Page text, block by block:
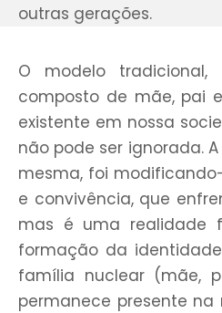
outras gerações.
O modelo
composto de mãe, pai
existente em nossa
não pode ser ignorada.
mesma, foi
e convivência, que
mas é uma realidade
formação da
família nuclear (mãe,
permanece presente na